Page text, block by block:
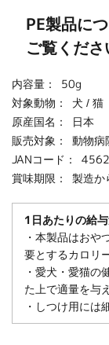
PE製品に
ご覧くださ
内容量：
50g
対象動物：
犬 / 猫
原産国名：
日本
販売対象：
動物病
JANコード：
賞味期限：
製造か
1日あたりの給
・本製品はおや
要とするカロリ
・愛犬・愛猫の
た上で適量を与
・しつけ用には